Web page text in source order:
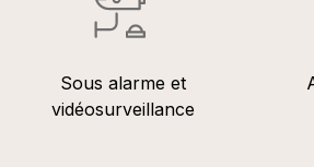
Sous alarme et
vidéosurveillance